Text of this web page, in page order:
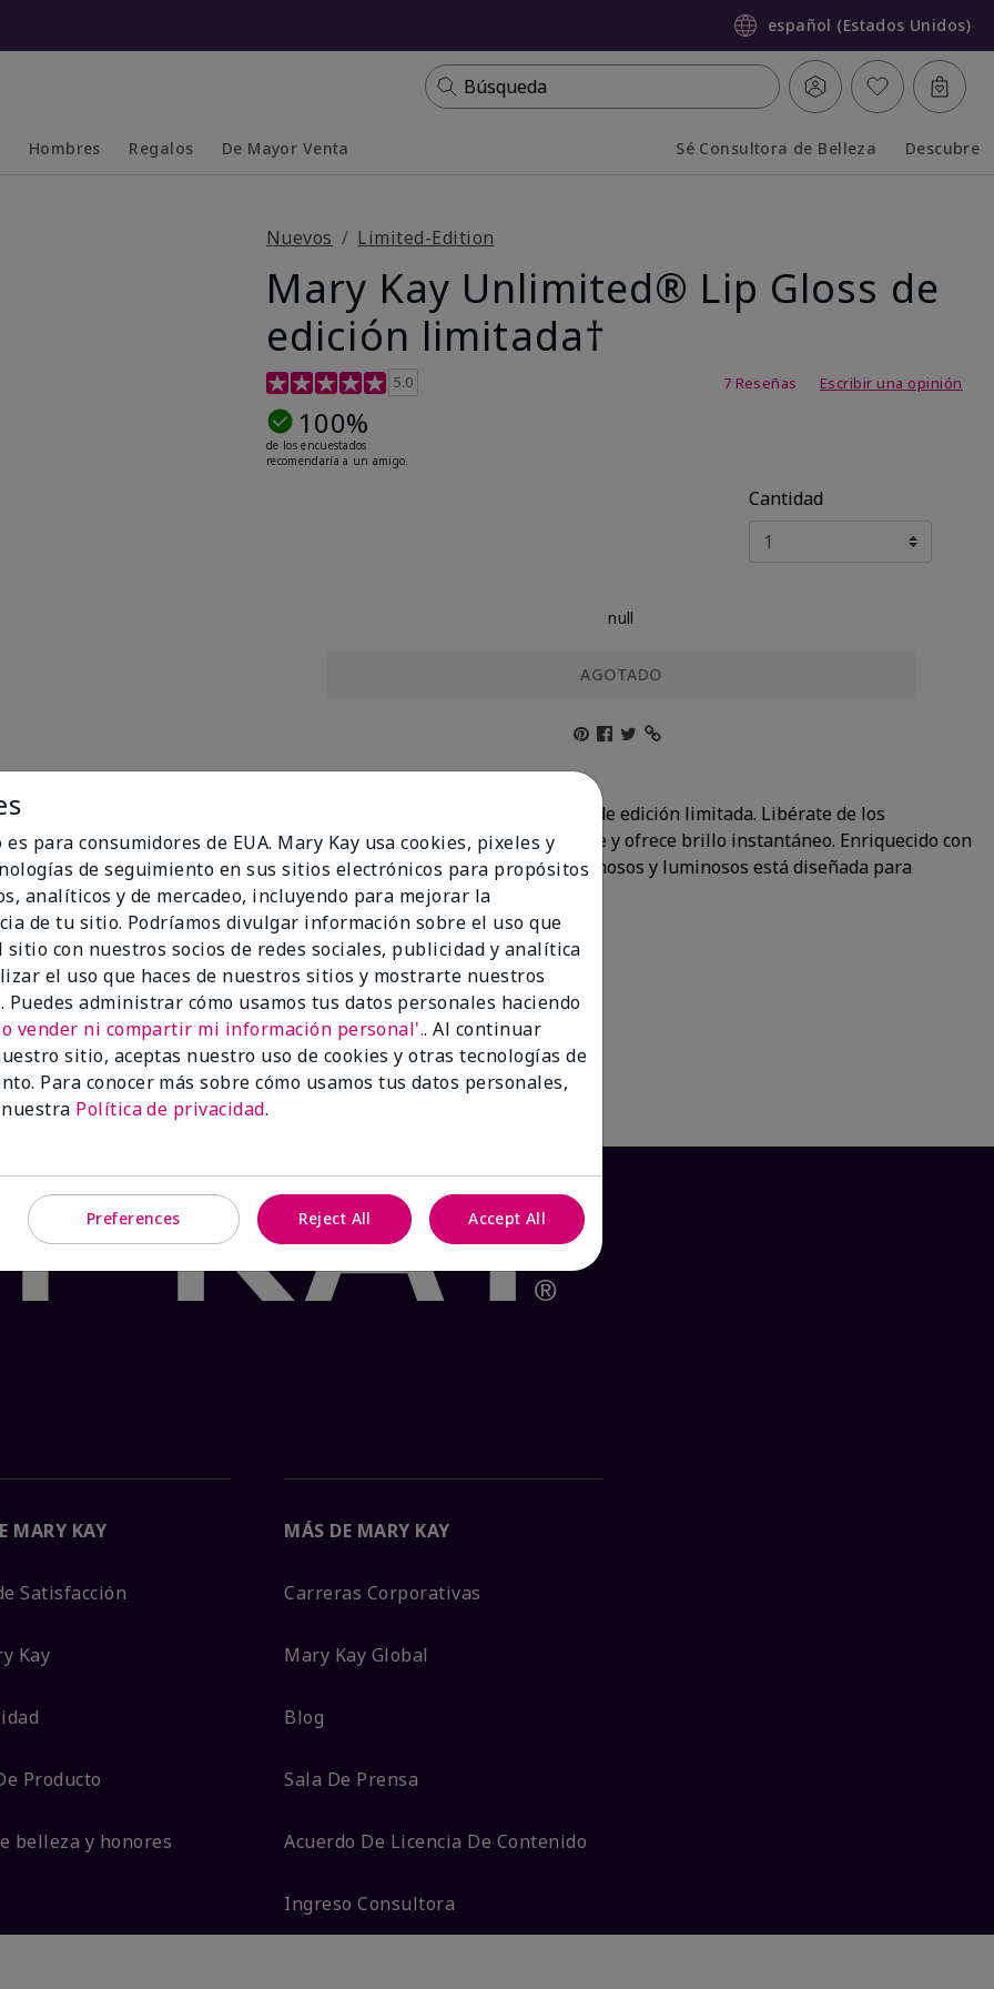
español (Estados Unidos)
Búsqueda
Hombres Regalos De Mayor Venta Sé Consultora de Belleza Descubre
Nuevos Limited-Edition
Mary Kay Unlimited® Lip Gloss de
edición limitada†
Calificación de clientes de 5 de 5
5.0 7 Reseñas Escribir una opinión
100%
de los encuestados
recomendaría a un amigo.
Cantidad
null
AGOTADO
con nuevos tonos! Lleva tu brillo al siguiente nivel con tres tonos de edición limitada. Libérate de los
con un brillo de última generación que se desliza suavemente y ofrece brillo instantáneo. Enriquecido con
E, esta fórmula humectante en tonos deslumbrantes con acabados cremosos y luminosos está diseñada para
tono de piel, estado de ánimo y ocasión.
con vitaminas C y E
cada tono de piel y ocasión
por dermatólogos
para irritación y alergias en la piel
agotar existencias.
al menudeo.
MARY KAY
Satisfacción
Kay
Producto
belleza y honores
MÁS DE MARY KAY
Carreras Corporativas
Mary Kay Global
Blog
Sala De Prensa
Acuerdo De Licencia De Contenido
Ingreso Consultora
es para consumidores de EUA. Mary Kay usa cookies, pixeles y
de seguimiento en sus sitios electrónicos para propósitos
analíticos y de mercadeo, incluyendo para mejorar la
de tu sitio. Podríamos divulgar información sobre el uso que
sitio con nuestros socios de redes sociales, publicidad y analítica
el uso que haces de nuestros sitios y mostrarte nuestros
Puedes administrar cómo usamos tus datos personales haciendo
vender ni compartir mi información personal'.. Al continuar
sitio, aceptas nuestro uso de cookies y otras tecnologías de
Para conocer más sobre cómo usamos tus datos personales,
Política de privacidad.
Preferences Reject All Accept All